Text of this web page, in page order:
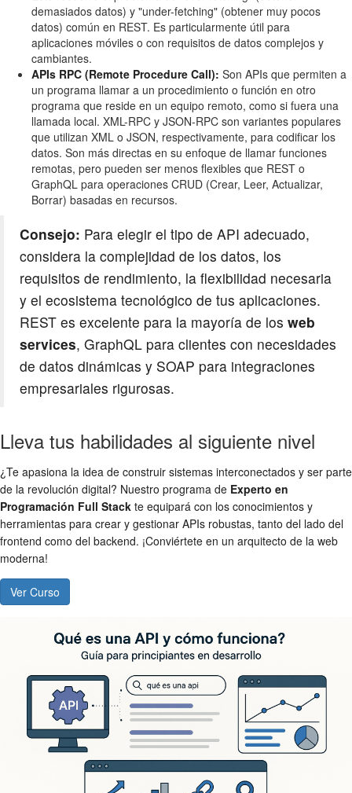
demasiados datos) y "under-fetching" (obtener muy pocos
datos) común en REST. Es particularmente útil para
aplicaciones móviles o con requisitos de datos complejos y
cambiantes.
APIs RPC (Remote Procedure Call): Son APIs que permiten a
un programa llamar a un procedimiento o función en otro
programa que reside en un equipo remoto, como si fuera una
llamada local. XML-RPC y JSON-RPC son variantes populares
que utilizan XML o JSON, respectivamente, para codificar los
datos. Son más directas en su enfoque de llamar funciones
remotas, pero pueden ser menos flexibles que REST o
GraphQL para operaciones CRUD (Crear, Leer, Actualizar,
Borrar) basadas en recursos.
Consejo: Para elegir el tipo de API adecuado,
considera la complejidad de los datos, los
requisitos de rendimiento, la flexibilidad necesaria
y el ecosistema tecnológico de tus aplicaciones.
REST es excelente para la mayoría de los web
services, GraphQL para clientes con necesidades
de datos dinámicas y SOAP para integraciones
empresariales rigurosas.
Lleva tus habilidades al siguiente nivel
¿Te apasiona la idea de construir sistemas interconectados y ser parte
de la revolución digital? Nuestro programa de Experto en
Programación Full Stack te equipará con los conocimientos y
herramientas para crear y gestionar APIs robustas, tanto del lado del
frontend como del backend. ¡Conviértete en un arquitecto de la web
moderna!
Ver Curso